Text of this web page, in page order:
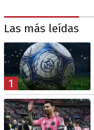
Las más leídas
1